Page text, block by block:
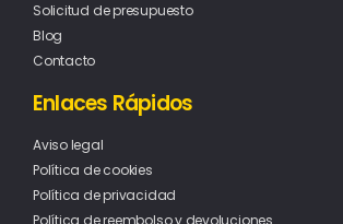
Solicitud de presupuesto
Blog
Contacto
Enlaces Rápidos
Aviso legal
Política de cookies
Política de privacidad